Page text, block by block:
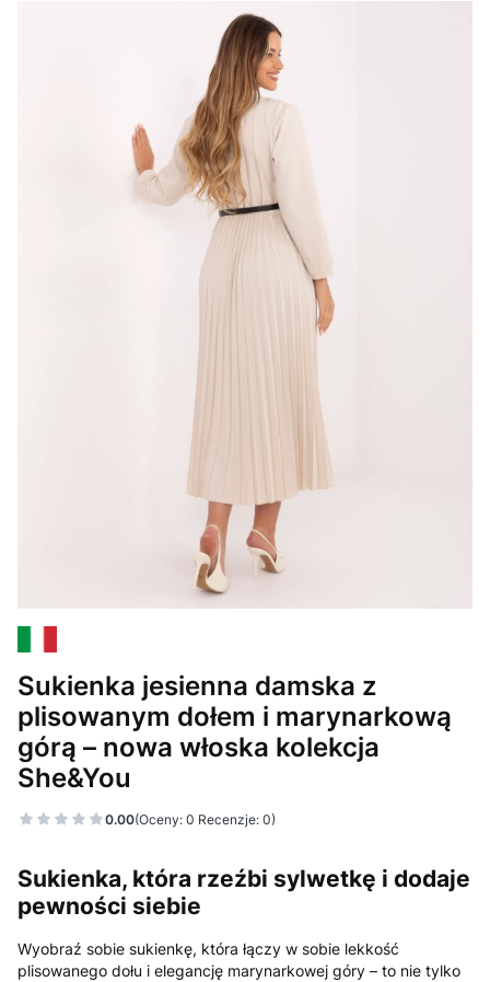
Sukienka jesienna damska z
plisowanym dołem i marynarkową
górą – nowa włoska kolekcja
She&You
0.00(Oceny: 0 Recenzje: 0)
Sukienka, która rzeźbi sylwetkę i dodaje
pewności siebie
Wyobraź sobie sukienkę, która łączy w sobie lekkość
plisowanego dołu i elegancję marynarkowej góry – to nie tylko